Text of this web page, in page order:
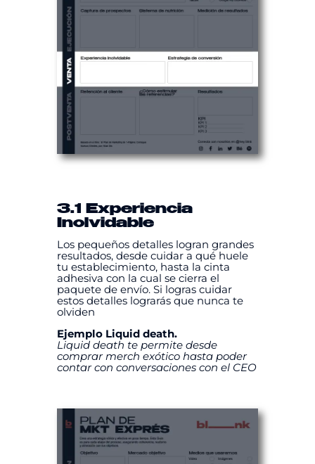
3.1 Experiencia
Inolvidable
Los pequeños detalles logran grandes
resultados, desde cuidar a qué huele
tu establecimiento, hasta la cinta
adhesiva con la cual se cierra el
paquete de envío. Si logras cuidar
estos detalles lograrás que nunca te
olviden
Ejemplo Liquid death.
Liquid death te permite desde
comprar merch exótico hasta poder
contar con conversaciones con el CEO